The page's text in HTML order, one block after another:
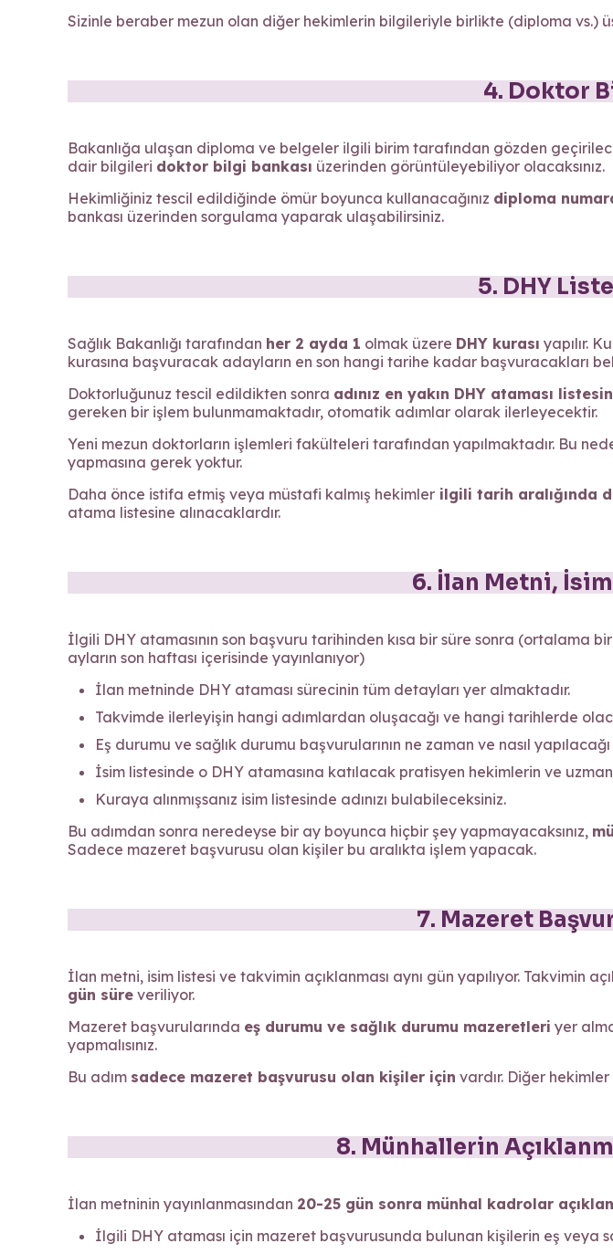
Sizinle beraber mezun olan diğer hekimlerin bilgileriyle birlikte (diploma vs.)
4. Doktor
Bakanlığa ulaşan diploma ve belgeler ilgili birim tarafından gözden
dair bilgileri doktor bilgi bankası üzerinden görüntüleyebiliyor olacaksınız.
Hekimliğiniz tescil edildiğinde ömür boyunca kullanacağınız diploma
bankası üzerinden sorgulama yaparak ulaşabilirsiniz.
5. DHY
Sağlık Bakanlığı tarafından her 2 ayda 1 olmak üzere DHY kurası yapılır.
kurasına başvuracak adayların en son hangi tarihe kadar başvuracakları
Doktorluğunuz tescil edildikten sonra adınız en yakın DHY ataması
gereken bir işlem bulunmamaktadır, otomatik adımlar olarak ilerleyecektir.
Yeni mezun doktorların işlemleri fakülteleri tarafından yapılmaktadır. Bu
yapmasına gerek yoktur.
Daha önce istifa etmiş veya müstafi kalmış hekimler ilgili tarih aralığında
atama listesine alınacaklardır.
6. İlan Metni,
İlgili DHY atamasının son başvuru tarihinden kısa bir süre sonra (ortalama
ayların son haftası içerisinde yayınlanıyor)
İlan metninde DHY ataması sürecinin tüm detayları yer almaktadır.
Takvimde ilerleyişin hangi adımlardan oluşacağı ve hangi tarihlerde
Eş durumu ve sağlık durumu başvurularının ne zaman ve nasıl
İsim listesinde o DHY atamasına katılacak pratisyen hekimlerin ve
Kuraya alınmışsanız isim listesinde adınızı bulabileceksiniz.
Bu adımdan sonra neredeyse bir ay boyunca hiçbir şey yapmayacaksınız,
Sadece mazeret başvurusu olan kişiler bu aralıkta işlem yapacak.
7. Mazeret
İlan metni, isim listesi ve takvimin açıklanması aynı gün yapılıyor. Takvimin
gün süre veriliyor.
Mazeret başvurularında eş durumu ve sağlık durumu mazeretleri yer
yapmalısınız.
Bu adım sadece mazeret başvurusu olan kişiler için vardır. Diğer
8. Münhallerin
İlan metninin yayınlanmasından 20-25 gün sonra münhal kadrolar
İlgili DHY ataması için mazeret başvurusunda bulunan kişilerin eş veya